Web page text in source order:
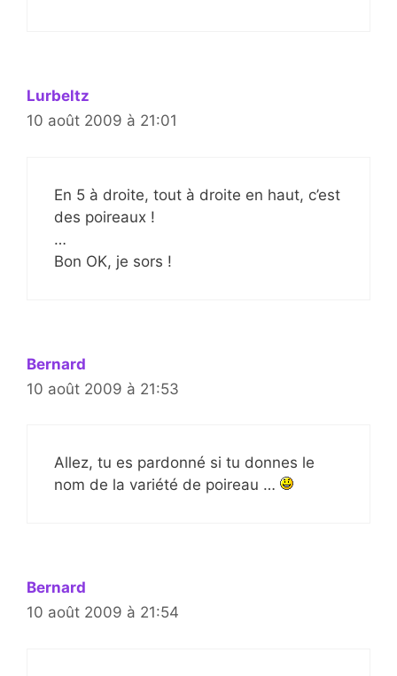
Lurbeltz
10 août 2009 à 21:01
En 5 à droite, tout à droite en haut, c’est
des poireaux !
…
Bon OK, je sors !
Bernard
10 août 2009 à 21:53
Allez, tu es pardonné si tu donnes le
nom de la variété de poireau …
Bernard
10 août 2009 à 21:54